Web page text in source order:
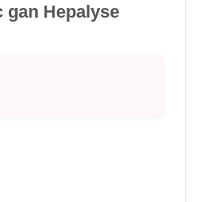
gan Hepalyse